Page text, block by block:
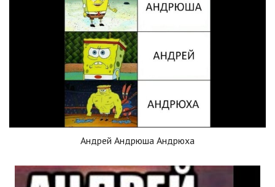
Андрей Андрюша Андрюха